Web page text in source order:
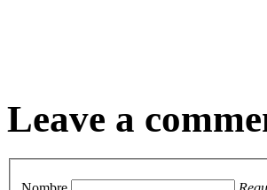
Leave a